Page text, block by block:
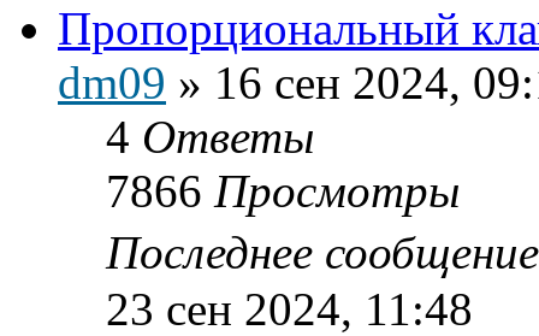
Пропорциональный
dm09 » 16 сен 2024,
4 Ответы
7866 Просмотры
Последнее
23 сен 2024, 11:48